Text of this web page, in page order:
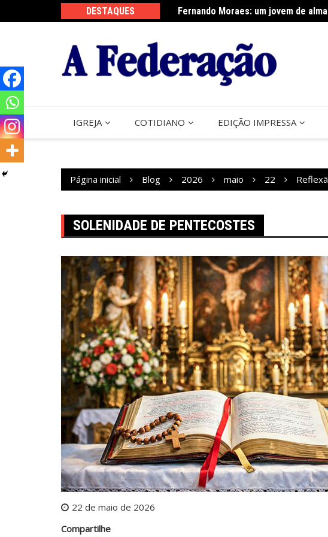
DESTAQUES Fernando Moraes: um jovem de
Curso Oração e Vida na Paróquia
IGREJA COTIDIANO EDIÇÃO IMPRESSA
Página inicial Blog 2026 maio 22
SOLENIDADE DE PENTECOSTES
22 de maio de 2026
Compartilhe